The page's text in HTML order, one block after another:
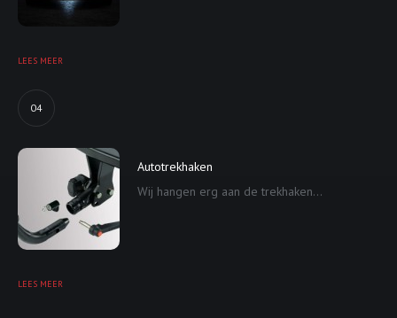
LEES MEER
04
Autotrekhaken
Wij hangen erg aan de trekhaken...
LEES MEER